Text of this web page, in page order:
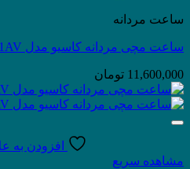
ساعت مردانه
ساعت مچی مردانه کاسیو مدل MTP-1335D-1AV
11,600,000 تومان
افزودن به
مشاهده سریع